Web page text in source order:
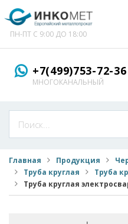
ПН-ПТ С 9:00 ДО 18:00
+7(499)753-72-36
МНОГОКАНАЛЬНЫЙ
Главная Продукция
Труба круглая
Труба
Труба круглая